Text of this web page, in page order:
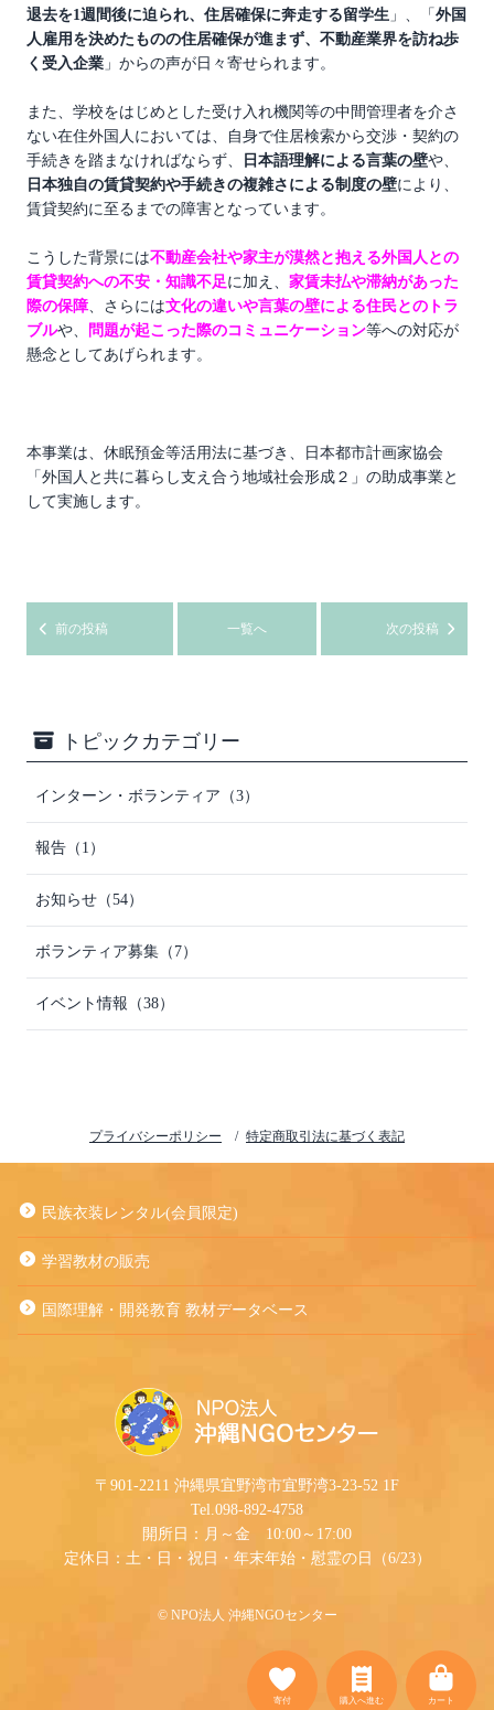
退去を1週間後に迫られ、住居確保に奔走する留学生 」、「外国
人雇用を決めたものの住居確保が進まず、不動産業界を訪ね歩
く受入企業 」からの声が日々寄せられます。
また、学校をはじめとした受け入れ機関等の中間管理者を介さ
ない在住外国人においては、自身で住居検索から交渉・契約の
手続きを踏まなければならず、
日本語理解による言葉の壁や、
日本独自の賃貸契約や手続きの複雑さによる制度の壁により、
賃貸契約に至るまでの障害となっています。
こうした背景には不動産会社や家主が漠然と抱える外国人との
賃貸契約への不安・知識不足に加え、 家賃未払や滞納があった
際の保障、さらには文化の違いや言葉の壁による住民とのトラ
ブルや、 問題が起こった際のコミュニケーション等への対応が
懸念としてあげられます。
本事業は、休眠預金等活用法に基づき、日本都市計画家協会
「外国人と共に暮らし支え合う地域社会形成２」 の助成事業と
して実施します。
前の投稿 一覧へ 次の投稿
トピックカテゴリー
インターン・ボランティア（3）
報告（1）
お知らせ（54）
ボランティア募集（7）
イベント情報（38）
プライバシーポリシー 特定商取引法に基づく表記
民族衣装レンタル(会員限定)
学習教材の販売
国際理解・開発教育 教材データベース
〒901-2211 沖縄県宜野湾市宜野湾3-23-52 1F
Tel.098-892-4758
開所日：月～金 10:00～17:00
定休日：土・日・祝日・年末年始・慰霊の日（6/23）
©︎ NPO法人 沖縄NGOセンター
カート
購入へ進む
寄付